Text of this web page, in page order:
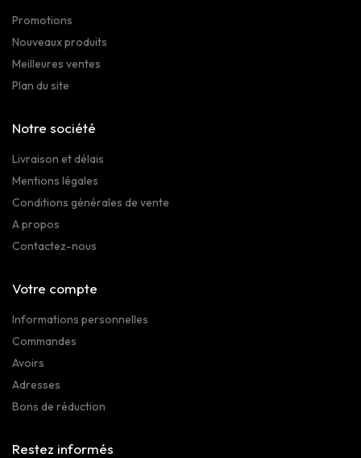
Promotions
Nouveaux produits
Meilleures ventes
Plan du site
Notre société
Livraison et délais
Mentions légales
Conditions générales de vente
A propos
Contactez-nous
Votre compte
Informations personnelles
Commandes
Avoirs
Adresses
Bons de réduction
Restez informés